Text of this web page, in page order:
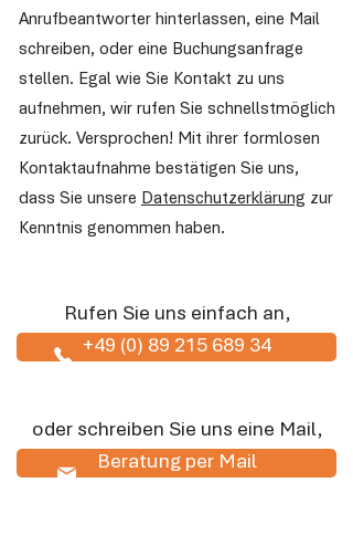
Anrufbeantworter hinterlassen, eine Mail
schreiben, oder eine Buchungsanfrage
stellen. Egal wie Sie Kontakt zu uns
aufnehmen, wir rufen Sie schnellstmöglich
zurück. Versprochen! Mit ihrer formlosen
Kontaktaufnahme bestätigen Sie uns,
dass Sie unsere Datenschutzerklärung zur
Kenntnis genommen haben.
Rufen Sie uns einfach an,
oder schreiben Sie uns eine Mail,
+49 (0) 89 215 689 34
Beratung per Mail